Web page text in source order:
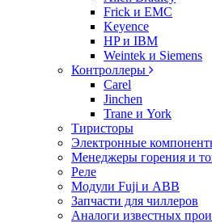
Frick и EMC
Keyence
HP и IBM
Weintek и Siemens
Контроллеры
Carel
Jinchen
Trane и York
Тиристоры
Электронные
Менеджеры горения и
Реле
Модули Fuji и ABB
Запчасти для чиллеров
Аналоги известных